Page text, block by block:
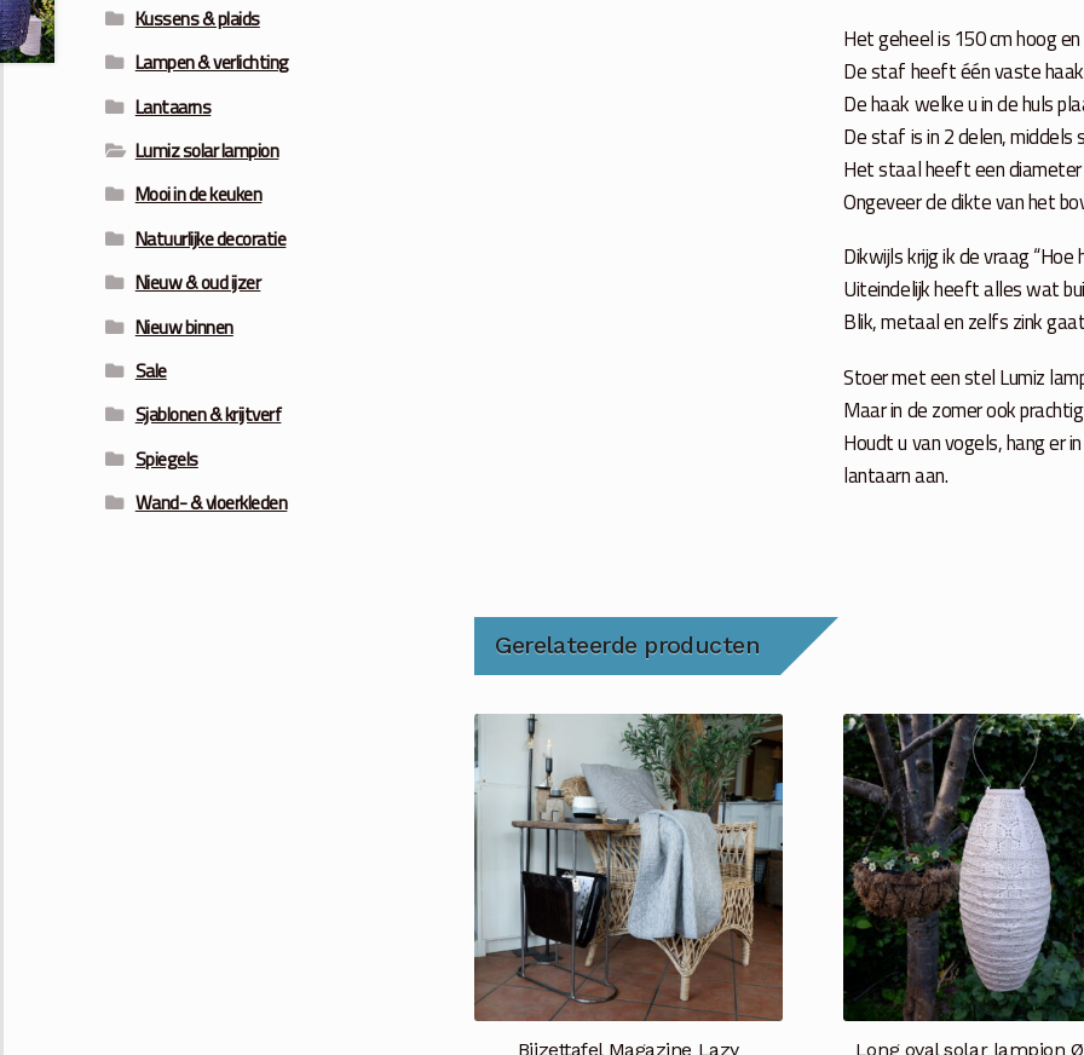
Het geheel is 150 cm hoog
De staf heeft één vaste haak
De haak welke u in de huls
De staf is in 2 delen, middels
Het staal heeft een diameter
Ongeveer de dikte van het
Dikwijls krijg ik de vraag “Hoe
Uiteindelijk heeft alles wat
Blik, metaal en zelfs zink
Stoer met een stel Lumiz
Maar in de zomer ook
Houdt u van vogels, hang er
lantaarn aan.
Gerelateerde producten
Bijzettafel Magazine Lazy Long oval solar lampion
Kussens & plaids
Lampen & verlichting
Lantaarns
Lumiz solar lampion
Mooi in de keuken
Natuurlijke decoratie
Nieuw & oud ijzer
Nieuw binnen
Sale
Sjablonen & krijtverf
Spiegels
Wand- & vloerkleden